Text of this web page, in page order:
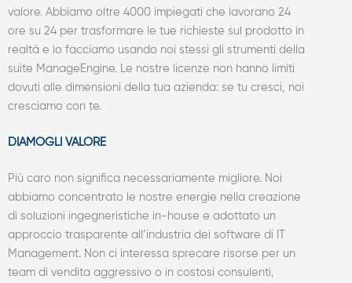
valore. Abbiamo oltre 4000 impiegati che lavorano 24
ore su 24 per trasformare le tue richieste sul prodotto in
realtà e lo facciamo usando noi stessi gli strumenti della
suite ManageEngine. Le nostre licenze non hanno limiti
dovuti alle dimensioni della tua azienda: se tu cresci, noi
cresciamo con te.
DIAMOGLI VALORE
Più caro non significa necessariamente migliore. Noi
abbiamo concentrato le nostre energie nella creazione
di soluzioni ingegneristiche in-house e adottato un
approccio trasparente all’industria dei software di IT
Management. Non ci interessa sprecare risorse per un
team di vendita aggressivo o in costosi consulenti,